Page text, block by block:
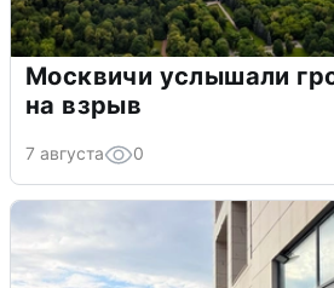
Москвичи услышали
на взрыв
7 августа 0